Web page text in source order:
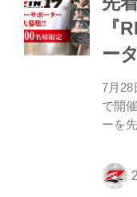
『
ー
7月28
で開
ーを
『
だけ